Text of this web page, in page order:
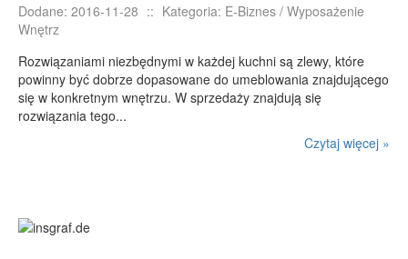
Dodane: 2016-11-28 :: Kategoria: E-Biznes / Wyposażenie
Wnętrz
Rozwiązaniami niezbędnymi w każdej kuchni są zlewy, które
powinny być dobrze dopasowane do umeblowania znajdującego
się w konkretnym wnętrzu. W sprzedaży znajdują się
rozwiązania tego...
Czytaj więcej »